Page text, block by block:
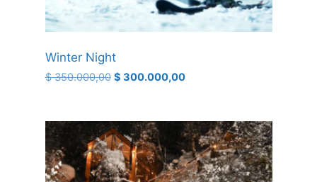
Winter Night
$350.000,00 $ 300.000,00